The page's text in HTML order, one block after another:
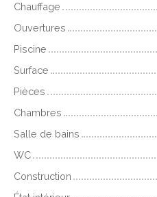
Chauffage
Ouvertures
Piscine
Surface
Pièces
Chambres
Salle de bains
WC
Construction